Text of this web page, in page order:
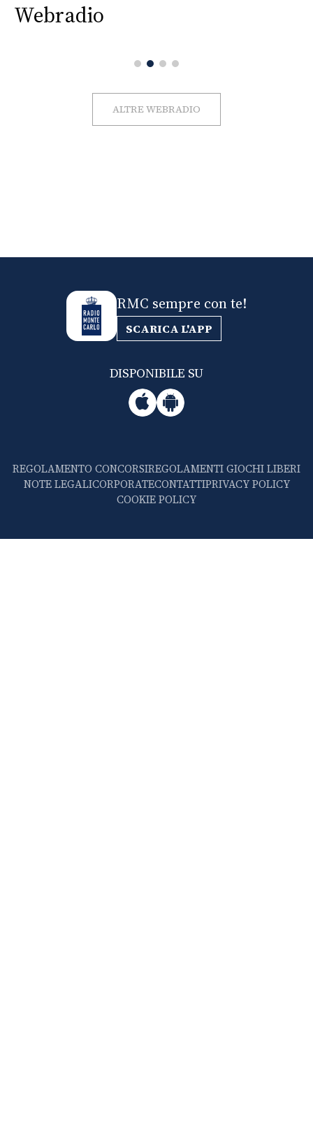
Webradio
ALTRE WEBRADIO
RMC sempre con te!
SCARICA L'APP
DISPONIBILE SU
REGOLAMENTO CONCORSIREGOLAMENTI GIOCHI LIBERI
NOTE LEGALICORPORATECONTATTIPRIVACY POLICY
COOKIE POLICY